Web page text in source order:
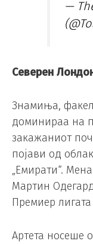
—
Северен
Знамиња,
доминираа на
закажаниот
појави од
„Емирати“.
Мартин
Премиер
Артета носеше